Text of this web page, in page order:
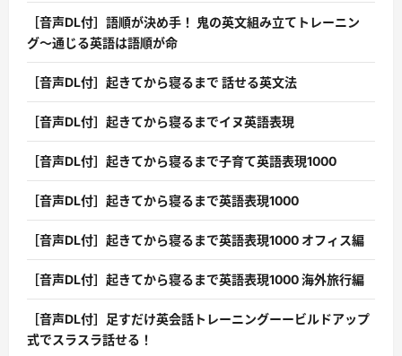
［音声DL付］語順が決め手！ 鬼の英文組み立てトレーニン
グ〜通じる英語は語順が命
［音声DL付］起きてから寝るまで 話せる英文法
［音声DL付］起きてから寝るまでイヌ英語表現
［音声DL付］起きてから寝るまで子育て英語表現1000
［音声DL付］起きてから寝るまで英語表現1000
［音声DL付］起きてから寝るまで英語表現1000 オフィス編
［音声DL付］起きてから寝るまで英語表現1000 海外旅行編
［音声DL付］足すだけ英会話トレーニングーービルドアップ
式でスラスラ話せる！